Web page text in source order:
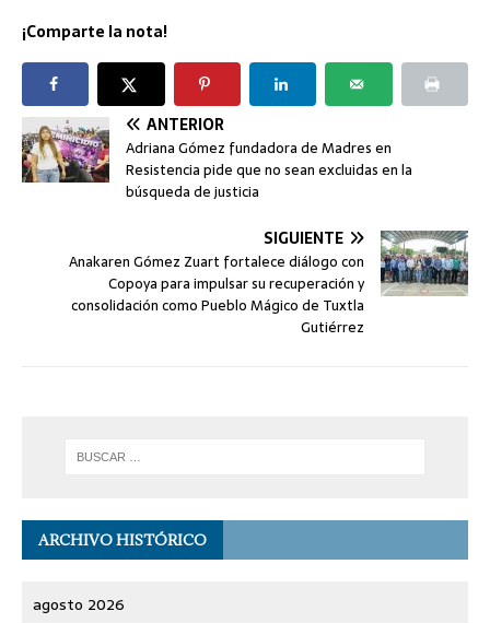
¡Comparte la nota!
ANTERIOR
Adriana Gómez fundadora de Madres en
Resistencia pide que no sean excluidas en la
búsqueda de justicia
SIGUIENTE
Anakaren Gómez Zuart fortalece diálogo con
Copoya para impulsar su recuperación y
consolidación como Pueblo Mágico de Tuxtla
Gutiérrez
ARCHIVO HISTÓRICO
agosto 2026